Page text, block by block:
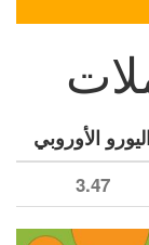
اليورو الأوروبي
3.47